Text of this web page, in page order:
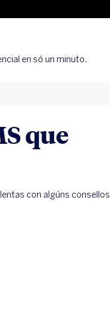
en só un minuto.
que
con algúns consellos